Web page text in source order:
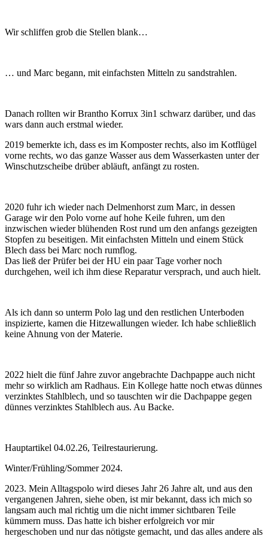
Wir schliffen grob die Stellen blank…
… und Marc begann, mit einfachsten Mitteln zu sandstrahlen.
Danach rollten wir Brantho Korrux 3in1 schwarz darüber, und das
wars dann auch erstmal wieder.
2019 bemerkte ich, dass es im Komposter rechts, also im Kotflügel
vorne rechts, wo das ganze Wasser aus dem Wasserkasten unter der
Winschutzscheibe drüber abläuft, anfängt zu rosten.
2020 fuhr ich wieder nach Delmenhorst zum Marc, in dessen
Garage wir den Polo vorne auf hohe Keile fuhren, um den
inzwischen wieder blühenden Rost rund um den anfangs gezeigten
Stopfen zu beseitigen. Mit einfachsten Mitteln und einem Stück
Blech dass bei Marc noch rumflog.
Das ließ der Prüfer bei der HU ein paar Tage vorher noch
durchgehen, weil ich ihm diese Reparatur versprach, und auch hielt.
Als ich dann so unterm Polo lag und den restlichen Unterboden
inspizierte, kamen die Hitzewallungen wieder. Ich habe schließlich
keine Ahnung von der Materie.
2022 hielt die fünf Jahre zuvor angebrachte Dachpappe auch nicht
mehr so wirklich am Radhaus. Ein Kollege hatte noch etwas dünnes
verzinktes Stahlblech, und so tauschten wir die Dachpappe gegen
dünnes verzinktes Stahlblech aus. Au Backe.
Hauptartikel 04.02.26, Teilrestaurierung.
Winter/Frühling/Sommer 2024.
2023. Mein Alltagspolo wird dieses Jahr 26 Jahre alt, und aus den
vergangenen Jahren, siehe oben, ist mir bekannt, dass ich mich so
langsam auch mal richtig um die nicht immer sichtbaren Teile
kümmern muss. Das hatte ich bisher erfolgreich vor mir
hergeschoben und nur das nötigste gemacht, und das alles andere als